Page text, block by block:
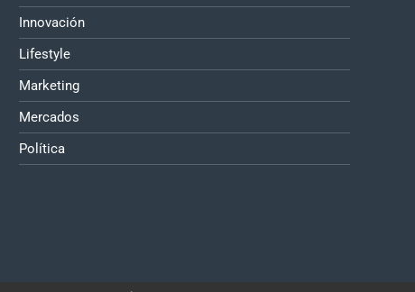
Innovación
Lifestyle
Marketing
Mercados
Política